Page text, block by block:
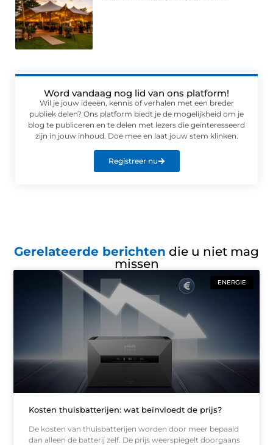
Word vandaag nog lid van ons platform!
Wil je jouw ideeën, kennis of verhalen met een breder
publiek delen? Ons platform biedt je de mogelijkheid om je
blog te publiceren en te delen met lezers die geïnteresseerd
zijn in jouw inhoud. Doe mee en laat jouw stem klinken.
Registreer nu
Gerelateerde berichten die u niet mag
missen
ENERGIE
Kosten thuisbatterijen: wat beïnvloedt de prijs?
De kosten van thuisbatterijen worden door meer bepaald
dan alleen de batterij zelf. De prijs weerspiegelt doorgaans